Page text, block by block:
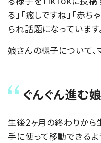
る」「癒しですね」「赤
られ話題になっています。
娘さんの様子について、
ぐんぐん進む
生後2ヶ月の終わりから
手に使って移動できるよ